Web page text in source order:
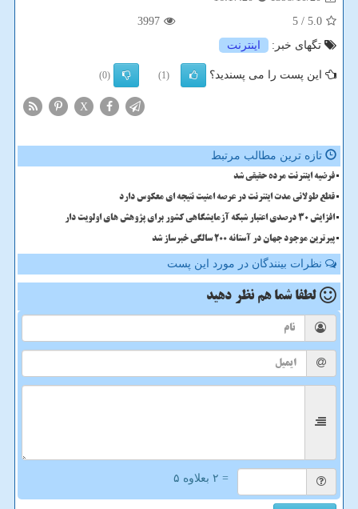
5.0
/ 5
3997
تگهای خبر:
اینترنت
این پست را می پسندید؟ (1)
(0)
X
تازه ترین مطالب مرتبط
فرضیه اینترنت مرده حقیقی شد
قطع طولانی مدت اینترنت در عرصه امنیت نتیجه ای معکوس دارد
افزایش 30 درصدی اعتبار شبکه آزمایشگاهی کشور برای پژوهش های اولویت دار
پیرترین موجود جهان در آستانه ۲۰۰ سالگی خبرساز شد
نظرات بینندگان در مورد این پست
لطفا شما هم نظر دهید
= ۲ بعلاوه ۵